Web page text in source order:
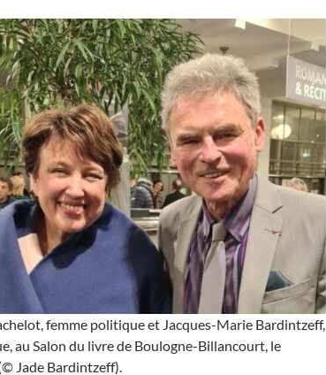
femme politique et Jacques-Marie Bardintzeff,
au Salon du livre de Boulogne-Billancourt, le
Jade Bardintzeff).